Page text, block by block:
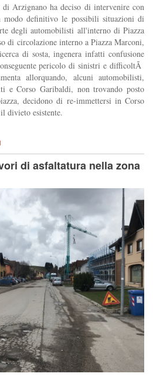
Arzignano ha deciso di intervenire con
modo definitivo le possibili situazioni di
degli automobilisti all'interno di Piazza
di circolazione interno a Piazza Marconi,
di sosta, ingenera infatti confusione
pericolo di sinistri e difficoltÃ
allorquando, alcuni automobilisti,
e Corso Garibaldi, non trovando posto
decidono di re-immettersi in Corso
divieto esistente.
di asfaltatura nella zona